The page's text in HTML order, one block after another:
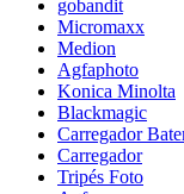
gobandit
Micromaxx
Medion
Agfaphoto
Konica Minolta
Blackmagic
Carregador
Carregador
Tripés Foto